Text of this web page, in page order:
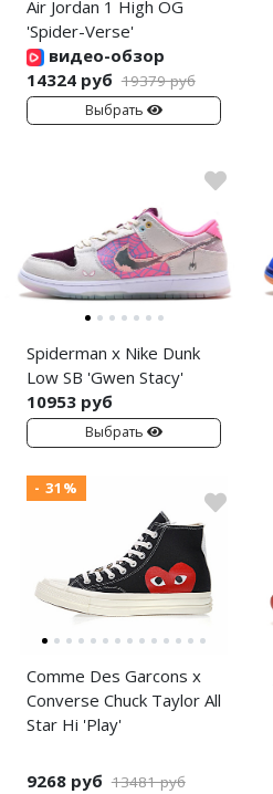
Air Jordan 1 High OG
'Spider-Verse'
видео-обзор
14324 руб 19379 руб
Выбрать
Spiderman x Nike Dunk
Low SB 'Gwen Stacy'
10953 руб
Выбрать
- 31%
Comme Des Garcons x
Converse Chuck Taylor All
Star Hi 'Play'
9268 руб 13481 руб